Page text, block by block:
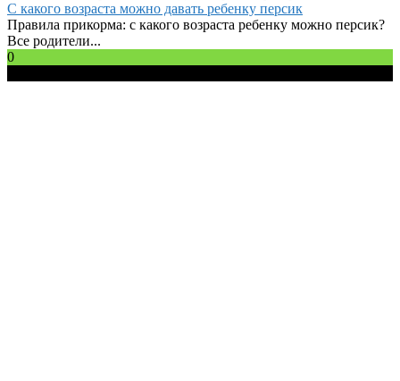
С какого возраста можно давать ребенку персик
Правила прикорма: с какого возраста ребенку можно персик?
Все родители...
0